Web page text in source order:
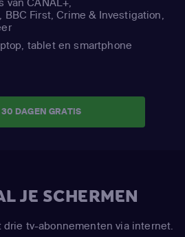
BBC First, Crime & Investigation,
tablet en smartphone
30 DAGEN GRATIS
JE SCHERMEN
drie tv-abonnementen via internet.